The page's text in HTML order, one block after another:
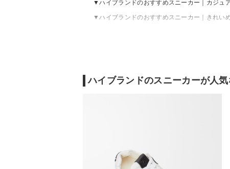
ハイブランドのおすすめスニーカー｜カジュ
ハイブランドのおすすめスニーカー｜きれい
ハイブランドのスニーカーが人気